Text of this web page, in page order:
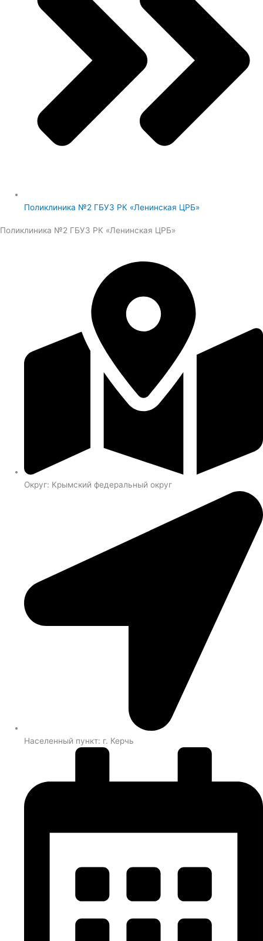
Поликлиника №2 ГБУЗ РК «Ленинская ЦРБ»
Поликлиника №2 ГБУЗ РК «Ленинская ЦРБ»
Округ: Крымский федеральный округ
Населенный пункт: г. Керчь